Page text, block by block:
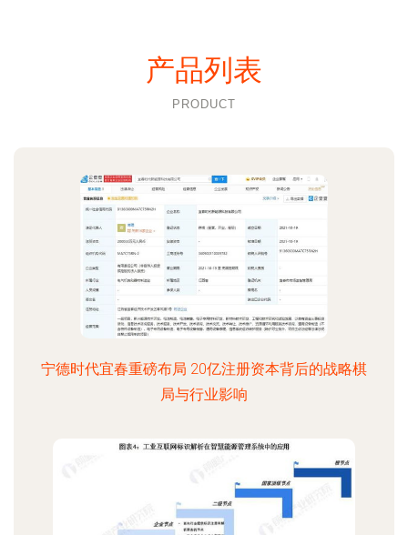
产品列表
PRODUCT
宁德时代宜春重磅布局 20亿注册资本背后的战略棋
局与行业影响